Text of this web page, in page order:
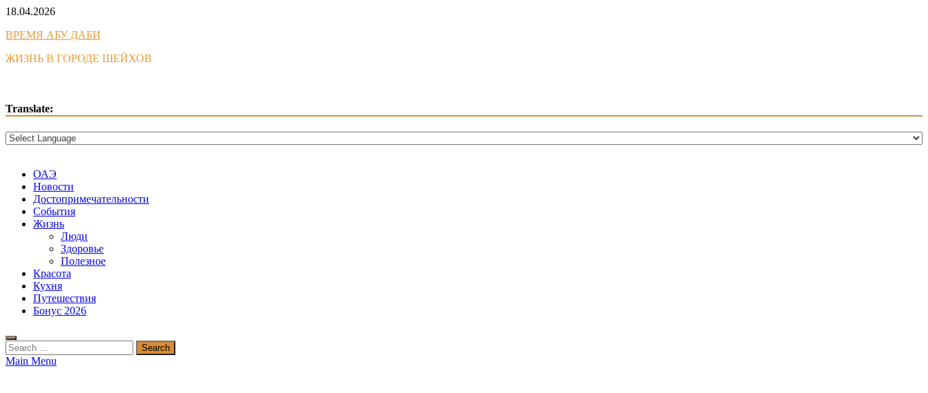
Skip
content
18.04.2026
ВРЕМЯ АБУ ДАБИ
ЖИЗНЬ В ГОРОДЕ ШЕЙХОВ
Translate:
ОАЭ
Новости
Достопримечательности
События
Жизнь
Люди
Здоровье
Полезное
Красота
Кухня
Путешествия
Бонус 2026
Search
for:
Main Menu